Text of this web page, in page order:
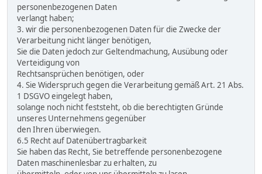
personenbezogenen Daten
verlangt haben;
3. wir die personenbezogenen Daten für die Zwecke der
Verarbeitung nicht länger benötigen,
Sie die Daten jedoch zur Geltendmachung, Ausübung oder
Verteidigung von
Rechtsansprüchen benötigen, oder
4. Sie Widerspruch gegen die Verarbeitung gemäß Art. 21 Abs.
1 DSGVO eingelegt haben,
solange noch nicht feststeht, ob die berechtigten Gründe
unseres Unternehmens gegenüber
den Ihren überwiegen.
6.5 Recht auf Datenübertragbarkeit
Sie haben das Recht, Sie betreffende personenbezogene
Daten maschinenlesbar zu erhalten, zu